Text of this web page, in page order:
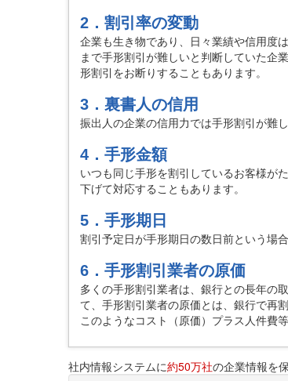
2．割引率の変動
企業も生き物であり、日々業績や信用度
まで手形割引が難しいと判断していた企
形割引をお断りすることもあります。
3．裏書人の信用
振出人の企業の信用力では手形割引が難
4．手形金額
いつも同じ手形を割引しているお客様が
下げて対応することもあります。
5．手形期日
割引予定日が手形期日の数日前という場
6．手形割引業者の原価
多くの手形割引業者は、銀行との長年の
て、手形割引業者の原価とは、銀行で再
このようなコスト（原価）プラス人件費
社内情報システムに約50万社の企業情報を